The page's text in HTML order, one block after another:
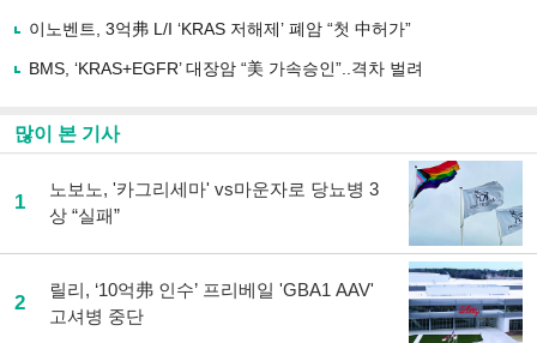
기
이노벤트, 3억弗 L/I ‘KRAS 저해제’ 폐암 “첫 中허가”
BMS, ‘KRAS+EGFR’ 대장암 “美 가속승인”..격차 벌려
많이 본 기사
1
노보노, '카그리세마' vs마운자로 당뇨병 3
상 “실패”
2
릴리, ‘10억弗 인수’ 프리베일 'GBA1 AAV'
고셔병 중단